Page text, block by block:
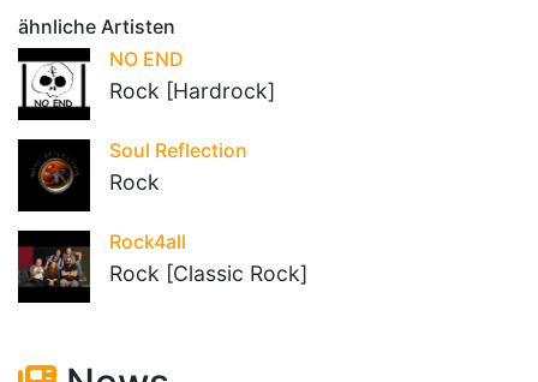
ähnliche Artisten
NO END
Rock [Hardrock]
Soul Reflection
Rock
Rock4all
Rock [Classic Rock]